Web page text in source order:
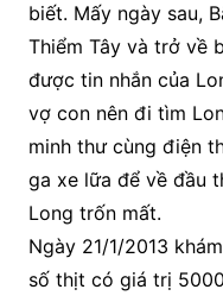
biết. Mấy ngày sau,
Thiểm Tây và trở về
được tin nhắn của
vợ con nên đi tìm
minh thư cùng điện
ga xe lữa để về đầu
Long trốn mất.
Ngày 21/1/2013
số thịt có giá trị